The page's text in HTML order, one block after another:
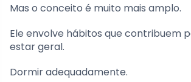
Mas o conceito é muito mais amplo.
Ele envolve hábitos que contribuem
estar geral.
Dormir adequadamente.